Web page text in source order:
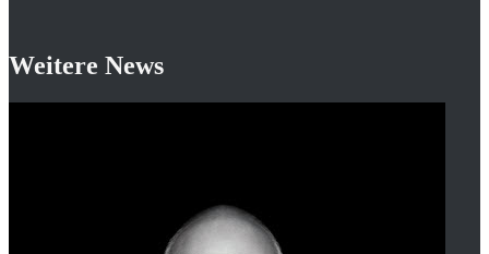
Weitere News